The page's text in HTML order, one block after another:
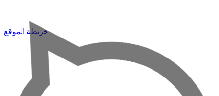
|
خريطة الموقع